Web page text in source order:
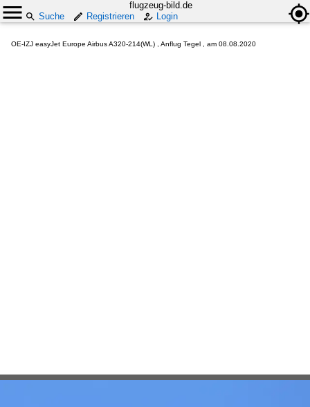
flugzeug-bild.de
Suche
Registrieren Login
OE-IZJ easyJet Europe Airbus A320-214(WL) , Anflug Tegel , am 08.08.2020